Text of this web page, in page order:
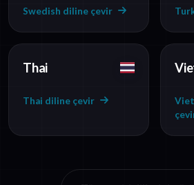
Swedish diline çevir
Thai
Thai diline çevir